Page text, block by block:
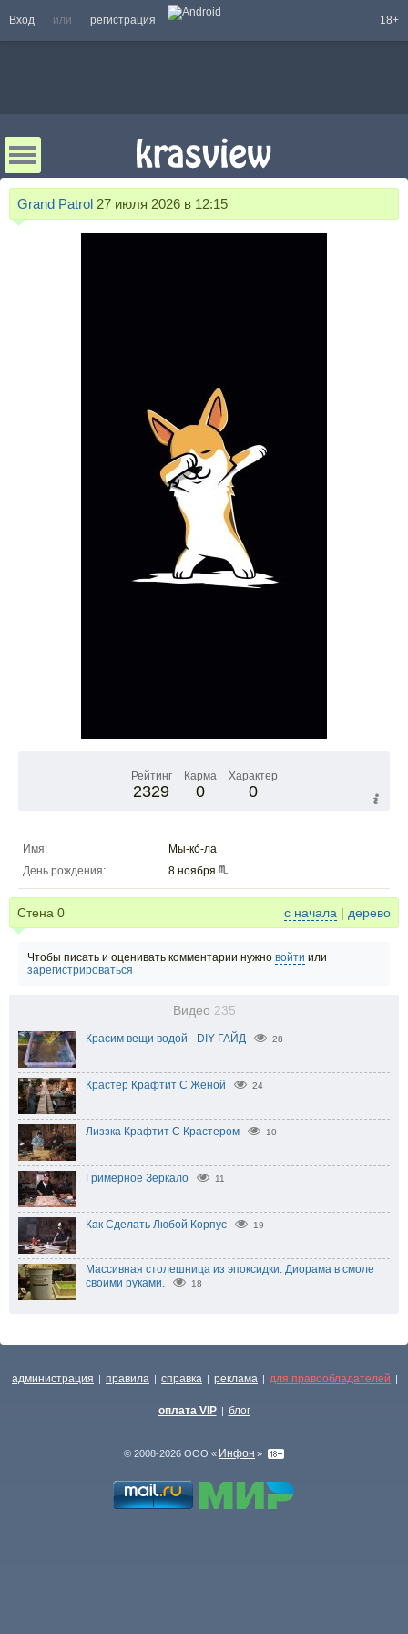
Вход или регистрация 18+
Grand Patrol 27 июля 2026 в 12:15
Рейтинг
2329
Карма
0
Характер
0
Имя:
Мы-ко́-ла
День рождения:
8 ноября
Стена 0 с начала | дерево
Чтобы писать и оценивать комментарии нужно войти или
зарегистрироваться
Видео 235
Красим вещи водой - DIY ГАЙД 28
Крастер Крафтит С Женой 24
Лиззка Крафтит С Крастером 10
Гримерное Зеркало 11
Как Сделать Любой Корпус 19
Массивная столешница из эпоксидки. Диорама в смоле
своими руками.
18
администрация | правила | справка | реклама | для правообладателей |
оплата VIP | блог
© 2008-2026 ООО « Инфон »